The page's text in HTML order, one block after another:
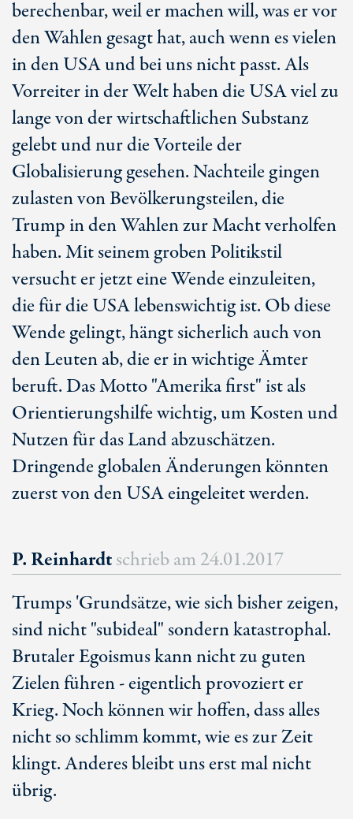
berechenbar, weil er machen will, was er vor
den Wahlen gesagt hat, auch wenn es vielen
in den USA und bei uns nicht passt. Als
Vorreiter in der Welt haben die USA viel zu
lange von der wirtschaftlichen Substanz
gelebt und nur die Vorteile der
Globalisierung gesehen. Nachteile gingen
zulasten von Bevölkerungsteilen, die
Trump in den Wahlen zur Macht verholfen
haben. Mit seinem groben Politikstil
versucht er jetzt eine Wende einzuleiten,
die für die USA lebenswichtig ist. Ob diese
Wende gelingt, hängt sicherlich auch von
den Leuten ab, die er in wichtige Ämter
beruft. Das Motto "Amerika first" ist als
Orientierungshilfe wichtig, um Kosten und
Nutzen für das Land abzuschätzen.
Dringende globalen Änderungen könnten
zuerst von den USA eingeleitet werden.
P. Reinhardtschrieb am 24.01.2017
Trumps 'Grundsätze, wie sich bisher zeigen,
sind nicht "subideal" sondern katastrophal.
Brutaler Egoismus kann nicht zu guten
Zielen führen - eigentlich provoziert er
Krieg. Noch können wir hoffen, dass alles
nicht so schlimm kommt, wie es zur Zeit
klingt. Anderes bleibt uns erst mal nicht
übrig.